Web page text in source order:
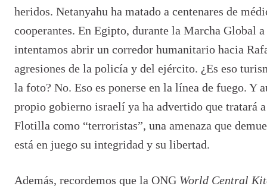
heridos. Netanyahu ha matado a centenares de mé
cooperantes. En Egipto, durante la Marcha Global a
intentamos abrir un corredor humanitario hacia
agresiones de la policía y del ejército. ¿Es eso
la foto? No. Eso es ponerse en la línea de fuego. Y
propio gobierno israelí ya ha advertido que tratará
Flotilla como “terroristas”, una amenaza que
está en juego su integridad y su libertad.
Además, recordemos que la ONG World Central